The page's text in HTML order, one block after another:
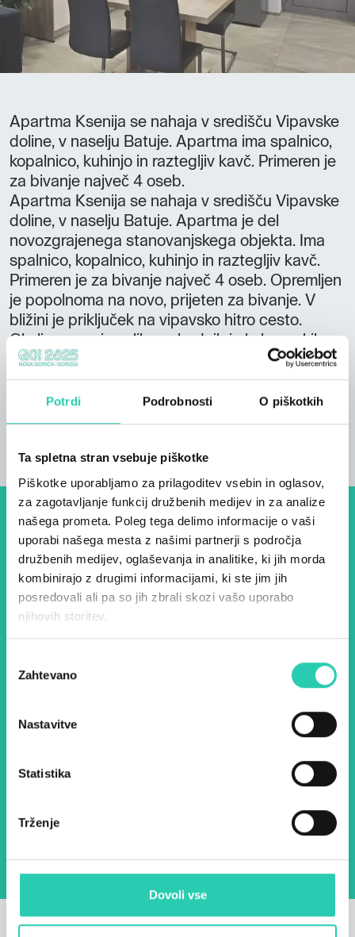
Potrdi Podrobnosti O piškotkih
Ta spletna stran vsebuje piškotke
Piškotke uporabljamo za prilagoditev vsebin in oglasov,
za zagotavljanje funkcij družbenih medijev in za analize
našega prometa. Poleg tega delimo informacije o vaši
uporabi našega mesta z našimi partnerji s področja
družbenih medijev, oglaševanja in analitike, ki jih morda
kombinirajo z drugimi informacijami, ki ste jim jih
posredovali ali pa so jih zbrali skozi vašo uporabo
njihovih storitev.
soglasja
Zahtevano
Nastavitve
Statistika
Trženje
Dovoli vse
Apartma Ksenija se nahaja v središču Vipavske
doline, v naselju Batuje. Apartma ima spalnico,
kopalnico, kuhinjo in raztegljiv kavč. Primeren je
za bivanje največ 4 oseb.
Apartma Ksenija se nahaja v središču Vipavske
doline, v naselju Batuje. Apartma je del
novozgrajenega stanovanjskega objekta. Ima
spalnico, kopalnico, kuhinjo in raztegljiv kavč.
Primeren je za bivanje največ 4 oseb. Opremljen
je popolnoma na novo, prijeten za bivanje. V
bližini je priključek na vipavsko hitro cesto.
Okolica ponuja veliko pohodnih in kolesarskih
poti.
Dogodki, članki in zgodbe iz
evropske prestolnice kulture
– prijavite se na naš novičnik
in ostanite na tekočem z
našimi aktivnostmi.
namen pošiljanja novic.